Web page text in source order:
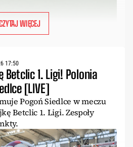
WIĘCEJ
17:50
Betclic 1. Ligi! Polonia
[LIVE]
Pogoń Siedlce w meczu
Betclic 1. Ligi. Zespoły